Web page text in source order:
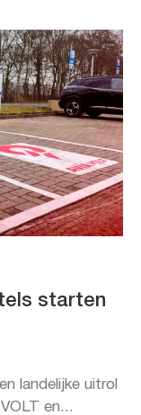
starten
landelijke uitrol
en...